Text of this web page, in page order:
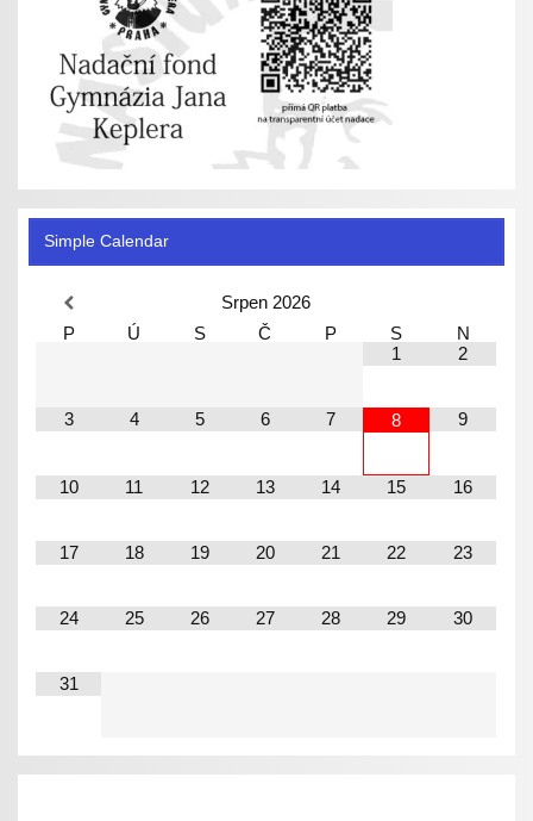
Simple Calendar
Srpen 2026
P
Ú S Č P S
N
1
2
3 4 5 6 7 8 9
10 11 12 13 14 15 16
17 18 19 20 21 22 23
24 25 26 27 28 29 30
31